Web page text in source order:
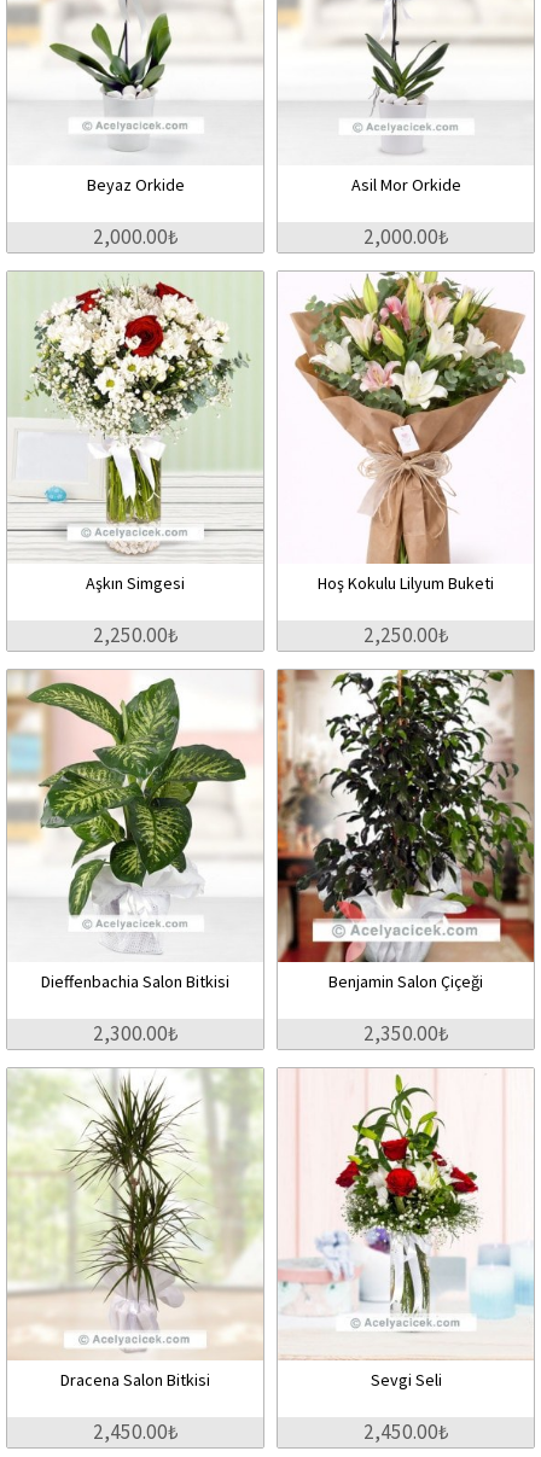
Beyaz Orkide
2,000.00₺
Asil Mor Orkide
2,000.00₺
Aşkın Simgesi
2,250.00₺
Hoş Kokulu Lilyum Buketi
2,250.00₺
Dieffenbachia Salon Bitkisi
2,300.00₺
Benjamin Salon Çiçeği
2,350.00₺
Dracena Salon Bitkisi
2,450.00₺
Sevgi Seli
2,450.00₺